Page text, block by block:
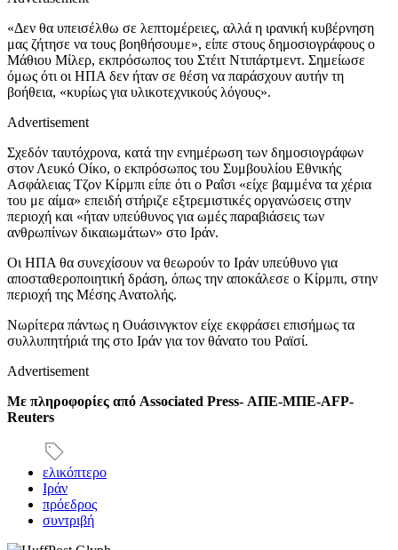
«Δεν θα υπεισέλθω σε λεπτομέρειες, αλλά η ιρανική κυβέρνηση
μας ζήτησε να τους βοηθήσουμε», είπε στους δημοσιογράφους ο
Μάθιου Μίλερ, εκπρόσωπος του Στέιτ Ντιπάρτμεντ. Σημείωσε
όμως ότι οι ΗΠΑ δεν ήταν σε θέση να παράσχουν αυτήν τη
βοήθεια, «κυρίως για υλικοτεχνικούς λόγους».
Advertisement
Σχεδόν ταυτόχρονα, κατά την ενημέρωση των δημοσιογράφων
στον Λευκό Οίκο, ο εκπρόσωπος του Συμβουλίου Εθνικής
Ασφάλειας Τζον Κίρμπι είπε ότι ο Ραΐσι «είχε βαμμένα τα χέρια
του με αίμα» επειδή στήριζε εξτρεμιστικές οργανώσεις στην
περιοχή και «ήταν υπεύθυνος για ωμές παραβιάσεις των
ανθρωπίνων δικαιωμάτων» στο Ιράν.
Οι ΗΠΑ θα συνεχίσουν να θεωρούν το Ιράν υπεύθυνο για
αποσταθεροποιητική δράση, όπως την αποκάλεσε ο Κίρμπι, στην
περιοχή της Μέσης Ανατολής.
Νωρίτερα πάντως η Ουάσινγκτον είχε εκφράσει επισήμως τα
συλλυπητήριά της στο Ιράν για τον θάνατο του Ραϊσί.
Advertisement
Με πληροφορίες από Associated Press- ΑΠΕ-ΜΠΕ-AFP-
Reuters
ελικόπτερo
Ιράν
πρόεδρος
συντριβή